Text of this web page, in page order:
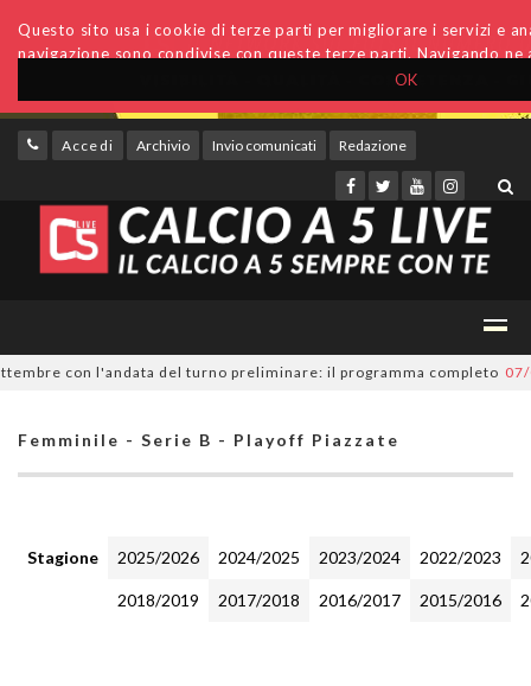
OK
Questo sito usa i cookie di terze parti per migliorare i servizi e
navigazione sono condivise con queste terze parti. Navigando
Accedi Archivio Invio comunicati Redazione
con l'andata del turno preliminare: il programma completo 07/08/
Femminile - Serie B - Playoff Piazzate
Stagione 2025/2026 2024/2025 2023/2024 2022/2023
2018/2019 2017/2018 2016/2017 2015/2016